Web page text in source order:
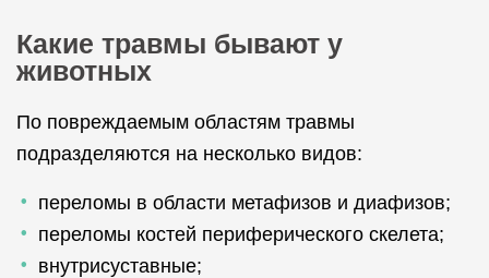
Какие травмы бывают у
животных
По повреждаемым областям травмы
подразделяются на несколько видов:
переломы в области метафизов и диафизов;
переломы костей периферического скелета;
внутрисуставные;